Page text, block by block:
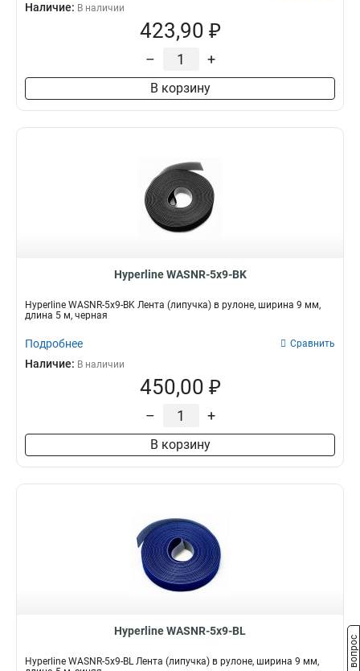
Наличие: В наличии
423,90 ₽
– +
В корзину
Hyperline WASNR-5x9-BK
Hyperline WASNR-5x9-BK Лента (липучка) в рулоне, ширина 9 мм,
длина 5 м, черная
Подробнее Сравнить
Наличие: В наличии
450,00 ₽
– +
В корзину
Hyperline WASNR-5x9-BL
Hyperline WASNR-5x9-BL Лента (липучка) в рулоне, ширина 9 мм,